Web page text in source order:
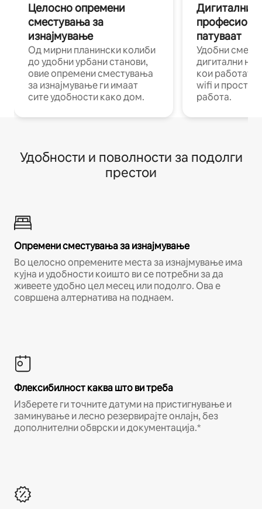
Целосно опремени
сместувања за
изнајмување
Од мирни планински колиби
до удобни урбани станови,
овие опремени сместувања
за изнајмување ги имаат
сите удобности како дом.
Дигитални
патуваат
Удобни
дигитални
кои работат
wifi и
работа.
Удобности и поволности за подолги
престои
Опремени сместувања за изнајмување
Во целосно опремените места за изнајмување има
кујна и удобности коишто ви се потребни за да
живеете удобно цел месец или подолго. Ова е
совршена алтернатива на поднаем.
Флексибилност каква што ви треба
Изберете ги точните датуми на пристигнување и
заминување и лесно резервирајте онлајн, без
дополнителни обврски и документација.*